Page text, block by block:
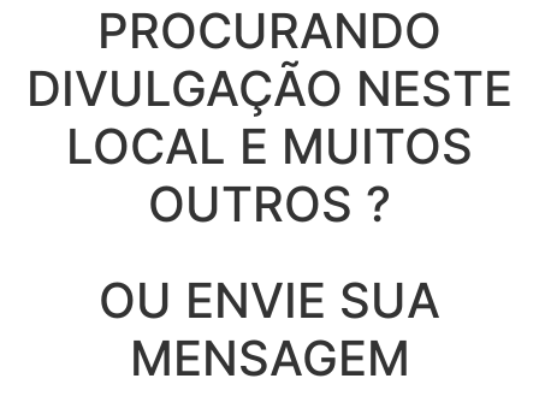
PROCURANDO
DIVULGAÇÃO NESTE
LOCAL E MUITOS
OUTROS ?
OU ENVIE SUA
MENSAGEM